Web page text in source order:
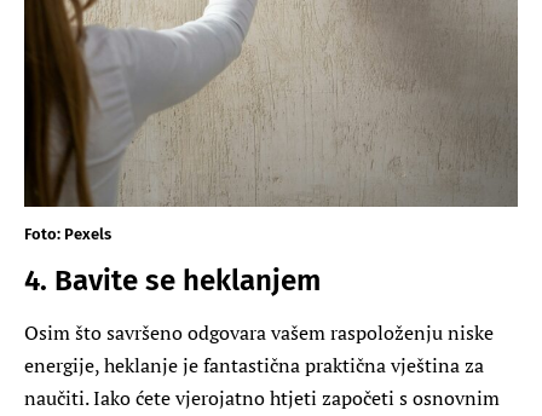
Foto: Pexels
4. Bavite se heklanjem
Osim što savršeno odgovara vašem raspoloženju niske
energije, heklanje je fantastična praktična vještina za
naučiti. Iako ćete vjerojatno htjeti započeti s osnovnim